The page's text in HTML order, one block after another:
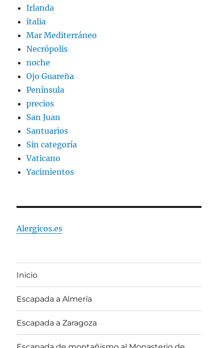
Irlanda
italia
Mar Mediterráneo
Necrópolis
noche
Ojo Guareña
Península
precios
San Juan
Santuarios
Sin categoría
Vaticano
Yacimientos
Alergicos.es
Inicio
Escapada a Almería
Escapada a Zaragoza